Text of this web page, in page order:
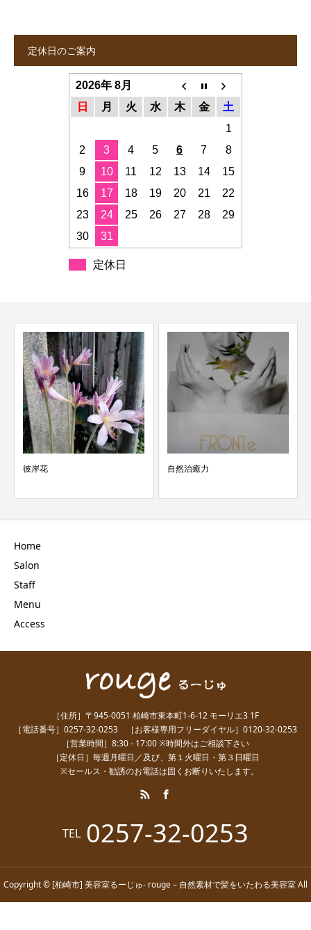
定休日のご案内
2026年 8月
日
月 火 水 木 金
土
1
2
3 4 5 6 7
8
9
10 11 12 13 14
15
16
17 18 19 20 21
22
23
24 25 26 27 28
29
30
31
定休日
彼岸花 自然治癒力
Home
Salon
Staff
Menu
Access
［住所］〒945-0051 柏崎市東本町1-6-12 モーリエ3 1F
［電話番号］0257-32-0253 ［お客様専用フリーダイヤル］0120-32-0253
［営業時間］8:30 - 17:00 ※時間外はご相談下さい
［定休日］毎週月曜日／及び、第１火曜日・第３日曜日
※セールス・勧誘のお電話は固くお断りいたします。
TEL 0257-32-0253
Copyright © [柏崎市] 美容室るーじゅ- rouge – 自然素材で髪をいたわる美容室 All